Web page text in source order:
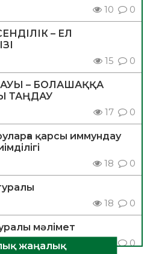
10 0
– ЕЛ
15 0
– БОЛАШАҚҚА
ТАҢДАУ
17 0
қарсы иммундау
18 0
18 0
мәлімет
0
жаңалық